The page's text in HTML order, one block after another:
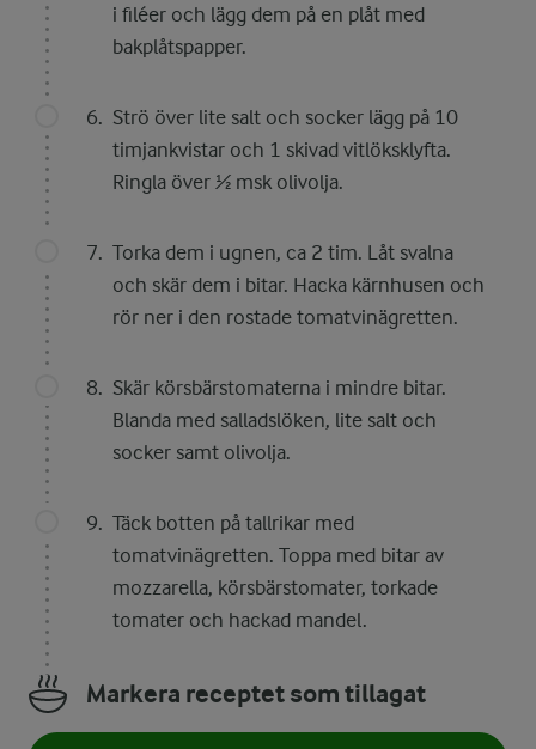
i filéer och lägg dem på en plåt med
bakplåtspapper.
Strö över lite salt och socker lägg på 10
timjankvistar och 1 skivad vitlöksklyfta.
Ringla över ½ msk olivolja.
Torka dem i ugnen, ca 2 tim. Låt svalna
och skär dem i bitar. Hacka kärnhusen och
rör ner i den rostade tomatvinägretten.
Skär körsbärstomaterna i mindre bitar.
Blanda med salladslöken, lite salt och
socker samt olivolja.
Täck botten på tallrikar med
tomatvinägretten. Toppa med bitar av
mozzarella, körsbärstomater, torkade
tomater och hackad mandel.
Markera receptet som tillagat